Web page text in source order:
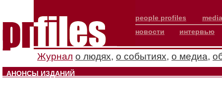
people profiles
новости
интервью
Журнал о людях, о событиях, о медиа,
АНОНСЫ ИЗДАНИЙ